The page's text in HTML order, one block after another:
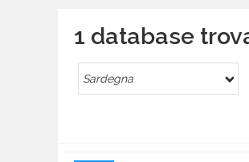
1 database
Sardegna